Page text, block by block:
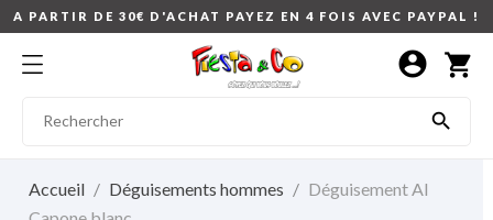
A PARTIR DE 30€ D'ACHAT PAYEZ EN 4 FOIS AVEC PAYPAL !
shopping_cart

account_circle
Accueil Déguisements hommes
Déguisement Al